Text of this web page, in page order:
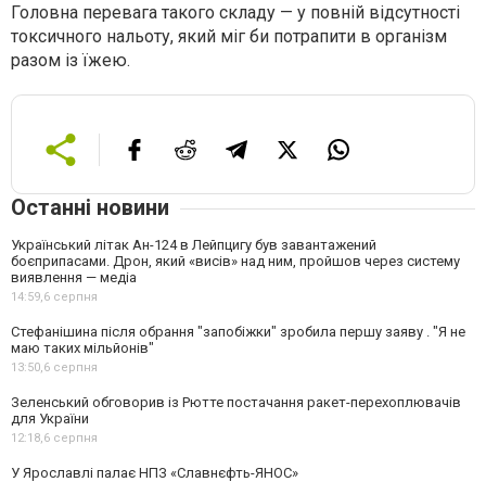
Головна перевага такого складу — у повній відсутності
токсичного нальоту, який міг би потрапити в організм
разом із їжею.
Останні новини
Український літак Ан-124 в Лейпцигу був завантажений
боєприпасами. Дрон, який «висів» над ним, пройшов через систему
виявлення — медіа
14:59,6 серпня
Стефанішина після обрання "запобіжки" зробила першу заяву . "Я не
маю таких мільйонів"
13:50,6 серпня
Зеленський обговорив із Рютте постачання ракет-перехоплювачів
для України
12:18,6 серпня
У Ярославлі палає НПЗ «Славнєфть-ЯНОС»